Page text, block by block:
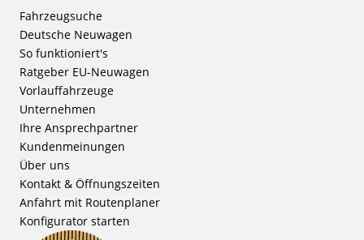
Fahrzeugsuche
Deutsche Neuwagen
So funktioniert's
Ratgeber EU-Neuwagen
Vorlauffahrzeuge
Unternehmen
Ihre Ansprechpartner
Kundenmeinungen
Über uns
Kontakt & Öffnungszeiten
Anfahrt mit Routenplaner
Konfigurator starten